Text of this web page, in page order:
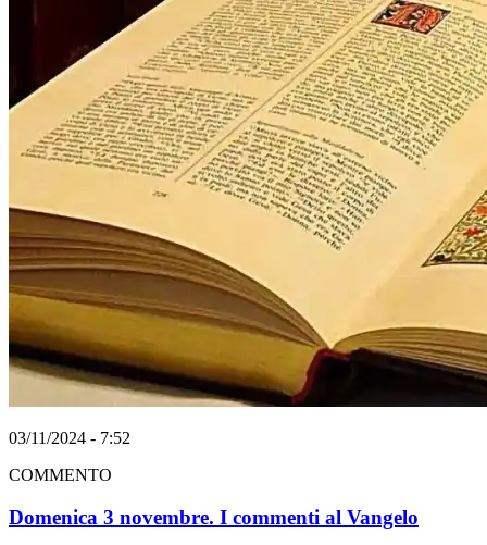
03/11/2024 - 7:52
COMMENTO
Domenica 3 novembre. I commenti al Vangelo